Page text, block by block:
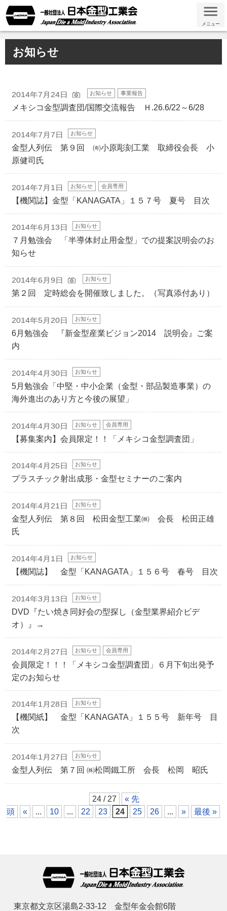
メニュー
お知らせ
2014年7月24日 お知らせ 事業報告
メキシコ金型調査団/国際交流報告 Ｈ.26.6/22～6/28
2014年7月7日 お知らせ
金型人列伝 第９回 ㈲小原彫刻工業 取締役会長 小
原健司氏
2014年7月1日 お知らせ 会員専用
【機関誌】金型「KANAGATA」１５７号 夏号 目次
2014年6月13日 お知らせ
７月勉強会 「半導体封止用金型」での提案説明会のお
知らせ
2014年6月9日 お知らせ
第２回 定時総会を開催致しました。（写真添付あり）
2014年5月20日 お知らせ
6月勉強会 『新金型産業ビジョン2014 説明会』ご案
内
2014年4月30日 お知らせ
5月勉強会「中堅・中小企業（金型・部品製造事業）の
海外進出のあり方と今後の展望」
2014年4月30日 お知らせ 会員専用
【募集案内】会員限定！！「メキシコ金型調査団」
2014年4月25日 お知らせ
プラスチック射出成形・金型セミナーのご案内
2014年4月21日 お知らせ
金型人列伝 第８回 松田金型工業㈱ 会長 松田正雄
氏
2014年4月1日 お知らせ
【機関誌】 金型「KANAGATA」１５６号 春号 目次
2014年3月13日 お知らせ
DVD『たい焼き同好会の型探し（金型業界紹介ビデ
オ）』→
2014年2月27日 お知らせ 会員専用
会員限定！！！「メキシコ金型調査団」６月下旬出発予
定のお知らせ
2014年1月28日 お知らせ
【機関紙】 金型「KANAGATA」１５５号 新年号 目
次
2014年1月27日 お知らせ
金型人列伝 第７回 ㈱松岡鐵工所 会長 松岡 昭氏
24 / 27
« 先
頭
« ... 10 ... 22 23 24 25 26 ... » 最後 »
東京都文京区湯島2-33-12 金型年金会館6階